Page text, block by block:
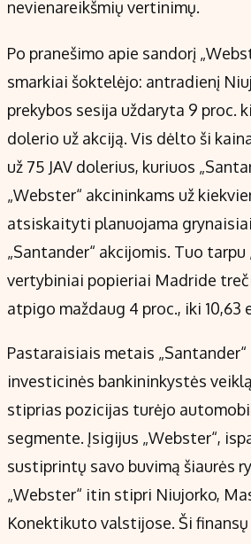
nevienareikšmių vertinimų.
Po pranešimo apie sandorį
smarkiai šoktelėjo: antradienį
prekybos sesija uždaryta 9 proc.
dolerio už akciją. Vis dėlto ši
už 75 JAV dolerius, kuriuos
„Webster“ akcininkams už
atsiskaityti planuojama
„Santander“ akcijomis. Tuo tarpu
vertybiniai popieriai Madride
atpigo maždaug 4 proc., iki 10,63
Pastaraisiais metais
investicinės bankininkystės
stiprias pozicijas turėjo
segmente. Įsigijus „Webster“,
sustiprintų savo buvimą šiaurės
„Webster“ itin stipri Niujorko,
Konektikuto valstijose. Ši